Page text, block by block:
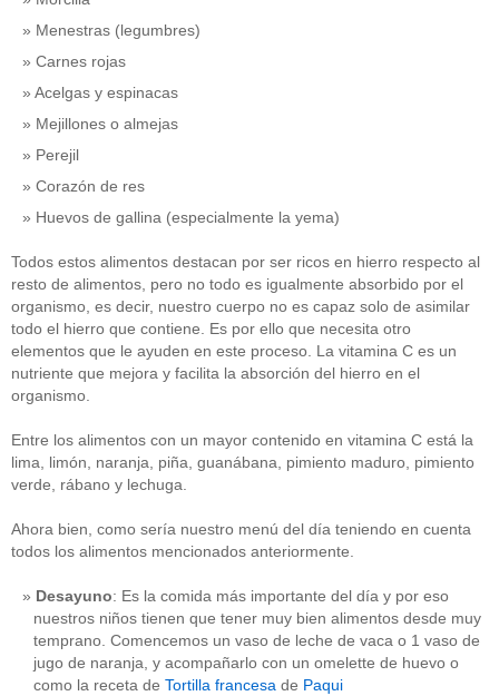
Menestras (legumbres)
Carnes rojas
Acelgas y espinacas
Mejillones o almejas
Perejil
Corazón de res
Huevos de gallina (especialmente la yema)
Todos estos alimentos destacan por ser ricos en hierro respecto al
resto de alimentos, pero no todo es igualmente absorbido por el
organismo, es decir, nuestro cuerpo no es capaz solo de asimilar
todo el hierro que contiene. Es por ello que necesita otro
elementos que le ayuden en este proceso. La vitamina C es un
nutriente que mejora y facilita la absorción del hierro en el
organismo.
Entre los alimentos con un mayor contenido en vitamina C está la
lima, limón, naranja, piña, guanábana, pimiento maduro, pimiento
verde, rábano y lechuga.
Ahora bien, como sería nuestro menú del día teniendo en cuenta
todos los alimentos mencionados anteriormente.
Desayuno: Es la comida más importante del día y por eso
nuestros niños tienen que tener muy bien alimentos desde muy
temprano. Comencemos un vaso de leche de vaca o 1 vaso de
jugo de naranja, y acompañarlo con un omelette de huevo o
como la receta de Tortilla francesa de Paqui